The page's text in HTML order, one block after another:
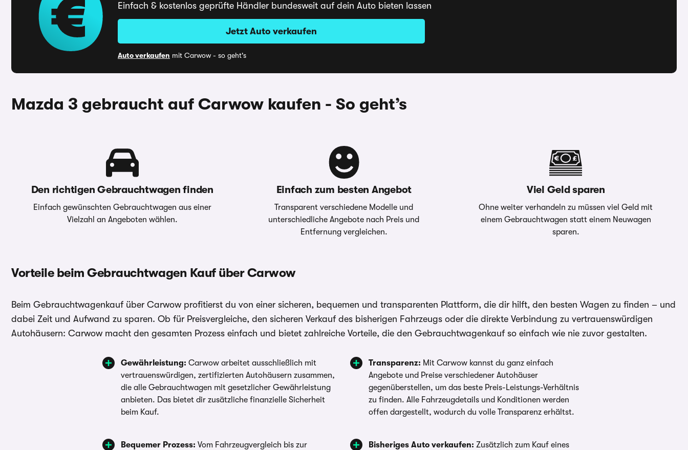
Einfach & kostenlos geprüfte Händler bundesweit auf dein Auto bieten lassen
Jetzt Auto verkaufen
Auto verkaufen mit Carwow - so geht's
Mazda 3 gebraucht auf Carwow kaufen - So geht’s
Den richtigen Gebrauchtwagen finden
Einfach gewünschten Gebrauchtwagen aus einer
Vielzahl an Angeboten wählen.
Einfach zum besten Angebot
Transparent verschiedene Modelle und
unterschiedliche Angebote nach Preis und
Entfernung vergleichen.
Viel Geld sparen
Ohne weiter verhandeln zu müssen viel Geld mit
einem Gebrauchtwagen statt einem Neuwagen
sparen.
Vorteile beim Gebrauchtwagen Kauf über Carwow
Beim Gebrauchtwagenkauf über Carwow profitierst du von einer sicheren, bequemen und transparenten Plattform, die dir hilft, den besten Wagen zu finden – und
dabei Zeit und Aufwand zu sparen. Ob für Preisvergleiche, den sicheren Verkauf des bisherigen Fahrzeugs oder die direkte Verbindung zu vertrauenswürdigen
Autohäusern: Carwow macht den gesamten Prozess einfach und bietet zahlreiche Vorteile, die den Gebrauchtwagenkauf so einfach wie nie zuvor gestalten.
Gewährleistung: Carwow arbeitet ausschließlich mit
vertrauenswürdigen, zertifizierten Autohäusern zusammen,
die alle Gebrauchtwagen mit gesetzlicher Gewährleistung
anbieten. Das bietet dir zusätzliche finanzielle Sicherheit
beim Kauf.
Transparenz: Mit Carwow kannst du ganz einfach
Angebote und Preise verschiedener Autohäuser
gegenüberstellen, um das beste Preis-Leistungs-Verhältnis
zu finden. Alle Fahrzeugdetails und Konditionen werden
offen dargestellt, wodurch du volle Transparenz erhältst.
Bequemer Prozess: Vom Fahrzeugvergleich bis zur
Bisheriges Auto verkaufen: Zusätzlich zum Kauf eines